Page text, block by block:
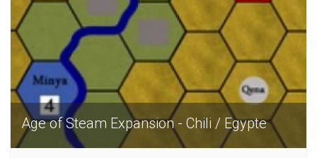
Age of Steam Expansion - Chili / Egypte